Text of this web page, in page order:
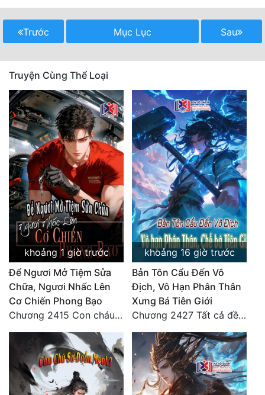
Nữ Cường
Nữ Phụ
Phương Tây
Phản Phái
Quan Trường
Quân Sự
Sảng Văn
Sắc
Sủng
Thanh Xuân
Tiên Hiệp
Tiểu Thuyết
Trinh Thám
Trùng Sinh
Trọng Sinh
Trước Mục Lục Sau
Truyện Cùng Thể Loại
khoảng 1 giờ trước
Để Ngươi Mở Tiệm Sửa
Chữa, Ngươi Nhấc Lên
Cơ Chiến Phong Bạo
Chương 2415 Con cháu bất hiếu!! Mời cùng lên đường!!
khoảng 16 giờ trước
Bản Tôn Cẩu Đến Vô
Địch, Vô Hạn Phân Thân
Xưng Bá Tiên Giới
Chương 2427 Tất cả đều nhờ nỗ lực! Mời Đế vào Thiên!